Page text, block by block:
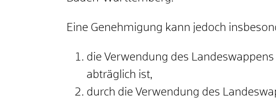
Eine Genehmigung kann jedoch
die Verwendung des
abträglich ist,
durch die Verwendung des